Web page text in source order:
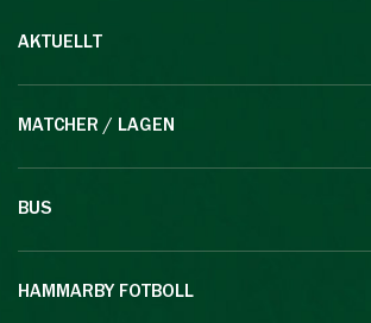
AKTUELLT
MATCHER / LAGEN
BUS
HAMMARBY FOTBOLL